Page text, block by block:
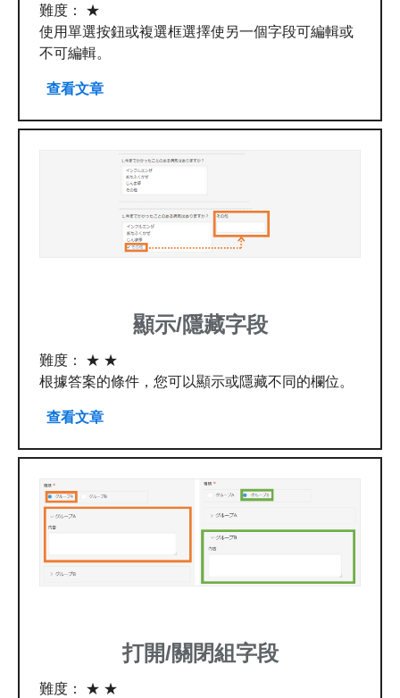
難度： ★
使用單選按鈕或複選框選擇使另一個字段可編輯或
不可編輯。
查看文章
顯示/隱藏字段
難度： ★ ★
根據答案的條件，您可以顯示或隱藏不同的欄位。
查看文章
打開/關閉組字段
難度： ★ ★